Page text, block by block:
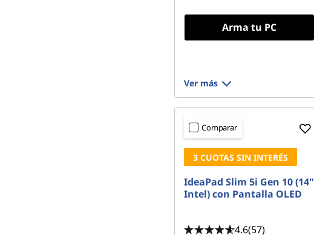
Arma tu PC
Ver más
Comparar
3 CUOTAS SIN INTERÉS
IdeaPad Slim 5i Gen 10 (14"
Intel) con Pantalla OLED
4.6(57)